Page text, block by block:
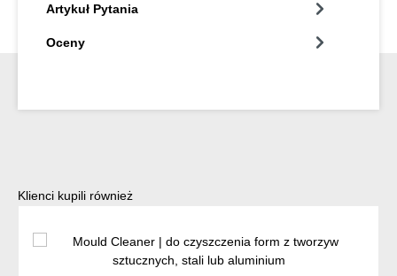
Artykuł Pytania
Oceny
Pomiń galerię produktów
Klienci kupili również